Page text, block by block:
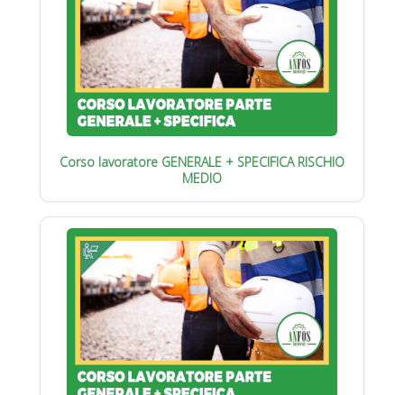
Corso lavoratore GENERALE + SPECIFICA RISCHIO
MEDIO